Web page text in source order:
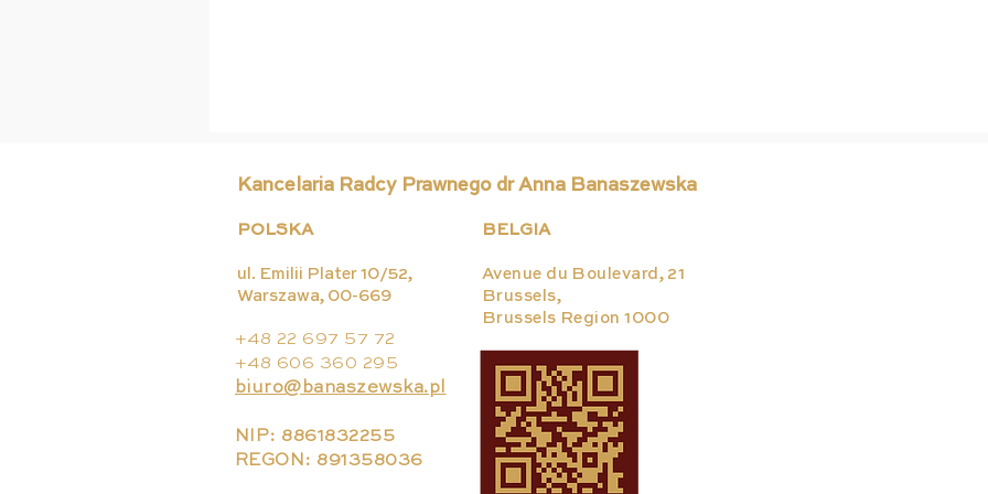
organu w sprawie
zezwolenia na
prowadzenie apteki
Nie każda opaska
bezpieczeństwa jest
wyrobem medycznym
POLSKA
ul. Emilii Plater 10/52,
Warszawa, 00-669
+48 22 697 57 72
+48 606 360 295
biuro@banaszewska.pl
NIP: 8861832255
REGON: 891358036
BELGIA
Avenue du Boulevard, 21
Brussels,
Brussels Region 1000
Kancelaria Radcy Prawnego dr Anna Banaszewska